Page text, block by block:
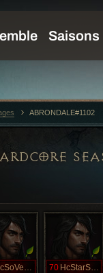
HcSoVenom 70 HcStarScream
ABRONDALE#1102